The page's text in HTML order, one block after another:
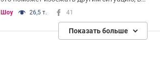
которой вчера я оказался!
Шоу 26,5 т. 41
Показать больше